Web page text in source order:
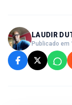
LAUDIR
Publicado em